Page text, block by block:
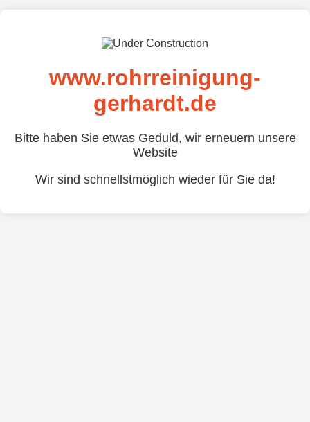
www.rohrreinigung-
gerhardt.de
Bitte haben Sie etwas Geduld, wir erneuern unsere
Website
Wir sind schnellstmöglich wieder für Sie da!